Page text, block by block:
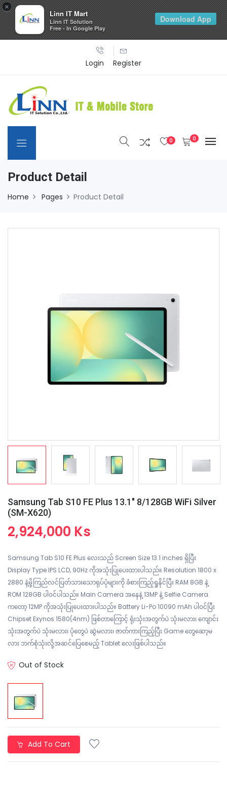
Login Register
0 0
Product Detail
Home Pages Product Detail
Samsung Tab S10 FE Plus 13.1" 8/128GB WiFi Silver
(SM-X620)
2,924,000 Ks
Samsung Tab S10 FE Plus လေးသည် Screen Size 13.1 inches ရှိပြီး
Display Type IPS LCD, 90Hz ကိုအသုံးပြုပေးထားပါသည်။ Resolution 1800 x
2880 နဲ့မို့ကြည်လင်ပြတ်သားသောရုပ်ပုံများကို ခံစားကြည့်ရှုနိုင်ပြီး RAM 8GB နဲ့
ROM 128GB ပါဝင်ပါသည်။ Main Camera အနေနဲ့ 13MP နဲ့ Selfie Camera
ကတော့ 12MP ကိုအသုံးပြုပေးထားပါသည်။ Battery Li-Po 10090 mAh ပါဝင်ပြီး
Chipset Exynos 1580(4nm) ဖြစ်တာကြောင့် ရုံးသုံးအတွက်ပဲ သုံးမလား၊ ကျောင်း
သုံးအတွက်ပဲ သုံးမလား၊ ပုံတွေပဲ ဆွဲမလား၊ ဇာတ်ကားကြည့်ပြီး Game တွေဆော့မ
လား ဘက်စုံသုံးလို့အဆင်ပြေစေမည့် Tablet လေးဖြစ်ပါသည်။
Out of Stock
Add To Cart
×
Linn IT Mart
Linn IT Solution
Free - In Google Play
Download App